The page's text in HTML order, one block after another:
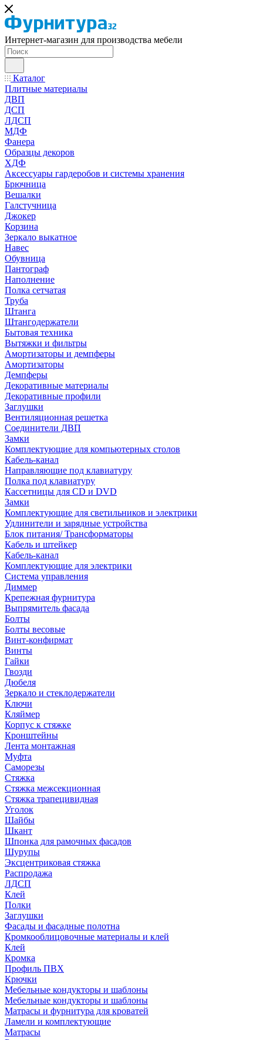
Интернет-магазин для производства мебели
Каталог
Плитные материалы
ДВП
ДСП
ЛДСП
МДФ
Фанера
Образцы декоров
ХДФ
Аксессуары гардеробов и системы хранения
Брючница
Вешалки
Галстучница
Джокер
Корзина
Зеркало выкатное
Навес
Обувница
Пантограф
Наполнение
Полка сетчатая
Труба
Штанга
Штангодержатели
Бытовая техника
Вытяжки и фильтры
Амортизаторы и демпферы
Амортизаторы
Демпферы
Декоративные материалы
Декоративные профили
Заглушки
Вентиляционная решетка
Соединители ДВП
Замки
Комплектующие для компьютерных столов
Кабель-канал
Направляющие под клавиатуру
Полка под клавиатуру
Кассетницы для CD и DVD
Замки
Комплектующие для светильников и электрики
Удлинители и зарядные устройства
Блок питания/ Трансформаторы
Кабель и штейкер
Кабель-канал
Комплектующие для электрики
Система управления
Диммер
Крепежная фурнитура
Выпрямитель фасада
Болты
Болты весовые
Винт-конфирмат
Винты
Гайки
Гвозди
Дюбеля
Зеркало и стеклодержатели
Ключи
Кляймер
Корпус к стяжке
Кронштейны
Лента монтажная
Муфта
Саморезы
Стяжка
Стяжка межсекционная
Стяжка трапецивидная
Уголок
Шайбы
Шкант
Шпонка для рамочных фасадов
Шурупы
Эксцентриковая стяжка
Распродажа
ЛДСП
Клей
Полки
Заглушки
Фасады и фасадные полотна
Кромкооблицовочные материалы и клей
Клей
Кромка
Профиль ПВХ
Крючки
Мебельные кондукторы и шаблоны
Мебельные кондукторы и шаблоны
Матрасы и фурнитура для кроватей
Ламели и комплектующие
Матрасы